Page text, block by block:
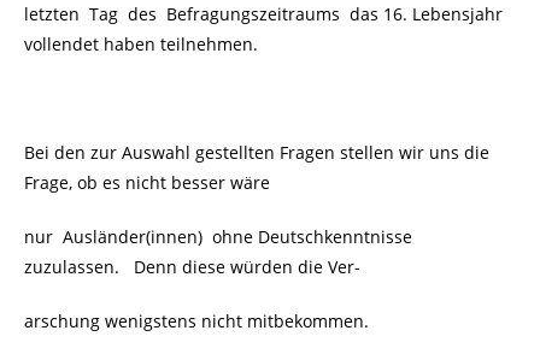
letzten Tag des Befragungszeitraums das 16. Lebensjahr
vollendet haben teilnehmen.
Bei den zur Auswahl gestellten Fragen stellen wir uns die
Frage, ob es nicht besser wäre
nur Ausländer(innen) ohne Deutschkenntnisse
zuzulassen. Denn diese würden die Ver-
arschung wenigstens nicht mitbekommen.